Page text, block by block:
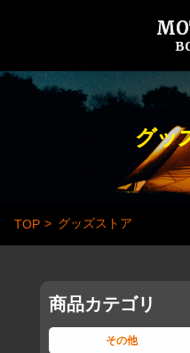
グッ
TOP グッズストア
商品カテゴリ
その他